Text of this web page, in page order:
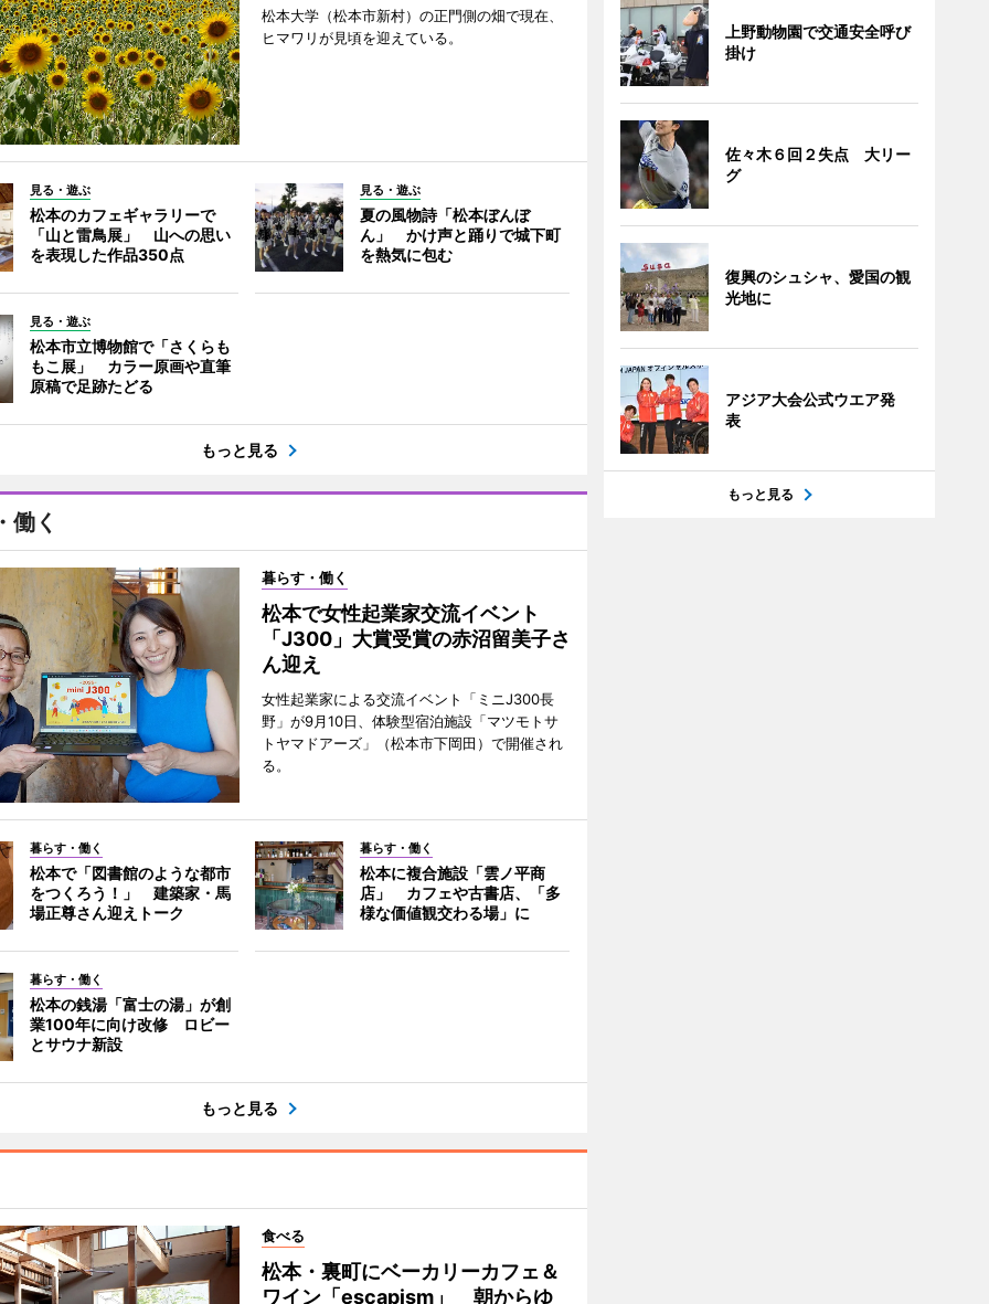
松本大学（松本市新村）の正門側の畑で現在、
ヒマワリが見頃を迎えている。
見る・遊ぶ
松本のカフェギャラリーで
「山と雷鳥展」 山への思い
を表現した作品350点
見る・遊ぶ
夏の風物詩「松本ぼんぼ
ん」 かけ声と踊りで城下町
を熱気に包む
見る・遊ぶ
松本市立博物館で「さくらも
もこ展」 カラー原画や直筆
原稿で足跡たどる
もっと見る
働く
暮らす・働く
松本で女性起業家交流イベント
「J300」大賞受賞の赤沼留美子さ
ん迎え
女性起業家による交流イベント「ミニJ300長
野」が9月10日、体験型宿泊施設「マツモトサ
トヤマドアーズ」（松本市下岡田）で開催され
る。
暮らす・働く
松本で「図書館のような都市
をつくろう！」 建築家・馬
場正尊さん迎えトーク
暮らす・働く
松本に複合施設「雲ノ平商
店」 カフェや古書店、「多
様な価値観交わる場」に
暮らす・働く
松本の銭湯「富士の湯」が創
業100年に向け改修 ロビー
とサウナ新設
もっと見る
食べる
松本・裏町にベーカリーカフェ＆
ワイン「escapism」 朝からゆ
上野動物園で交通安全呼び
掛け
佐々木６回２失点 大リー
グ
復興のシュシャ、愛国の観
光地に
アジア大会公式ウエア発
表
もっと見る